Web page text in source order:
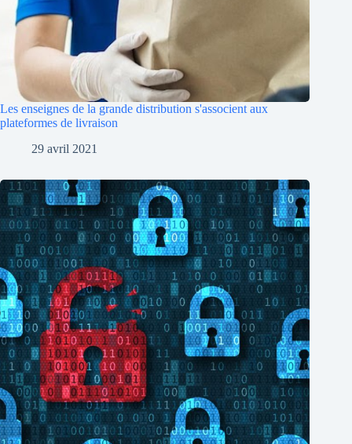
Les enseignes de la grande distribution s'associent aux
plateformes de livraison
29 avril 2021